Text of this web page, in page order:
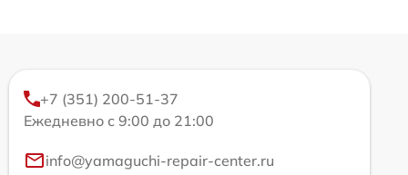
+7 (351) 200-51-37
Ежедневно с 9:00 до 21:00
info@yamaguchi-repair-center.ru